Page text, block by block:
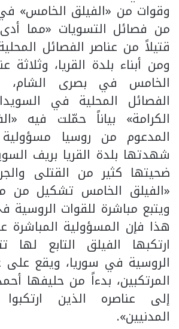
وقوات من «الفيلق الخامس»
قتيلاً من عناصر الفصائل
ومن أبناء بلدة القريا، وثلاثة
الخامس في بصرى الشام،
الفصائل المحلية في
الكرامة» بياناً حمّلت فيه
المدعوم من روسيا مسؤولية
شهدتها بلدة القريا بريف
ضحيتها كثير من القتلى
«الفيلق الخامس تشكيل من
ويتبع مباشرة للقوات الروسية
هذا فإن المسؤولية المباشرة
ارتكبها الفيلق التابع لها
الروسية في سوريا، ويقع على
المرتكبين، بدءاً من حليفها
إلى عناصره الذين
المدنيين».